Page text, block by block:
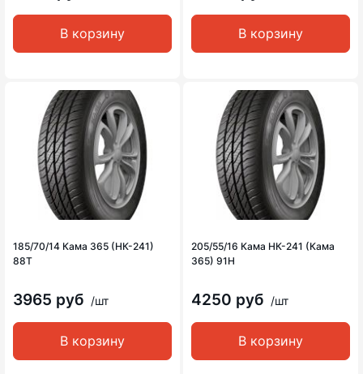
В корзину В корзину
185/70/14 Кама 365 (НК-241)
88T
3965 руб /шт
В корзину
205/55/16 Кама НК-241 (Кама
365) 91H
4250 руб /шт
В корзину